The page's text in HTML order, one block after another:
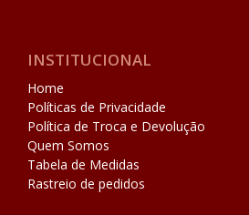
INSTITUCIONAL
Home
Políticas de Privacidade
Política de Troca e Devolução
Quem Somos
Tabela de Medidas
Rastreio de pedidos